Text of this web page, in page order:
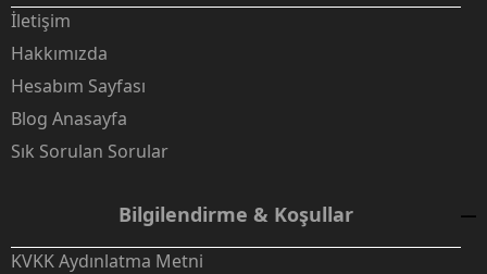
İletişim
Hakkımızda
Hesabım Sayfası
Blog Anasayfa
Sık Sorulan Sorular
Bilgilendirme & Koşullar
KVKK Aydınlatma Metni